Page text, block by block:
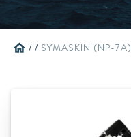
home / / SYMASKIN (NP-7A)